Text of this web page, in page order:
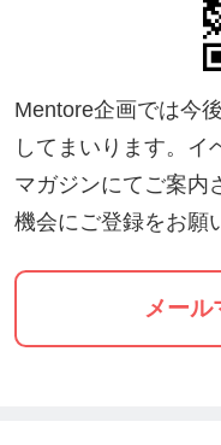
Mentore企画では今
してまいります。イ
マガジンにてご案内
機会にご登録をお願
メール